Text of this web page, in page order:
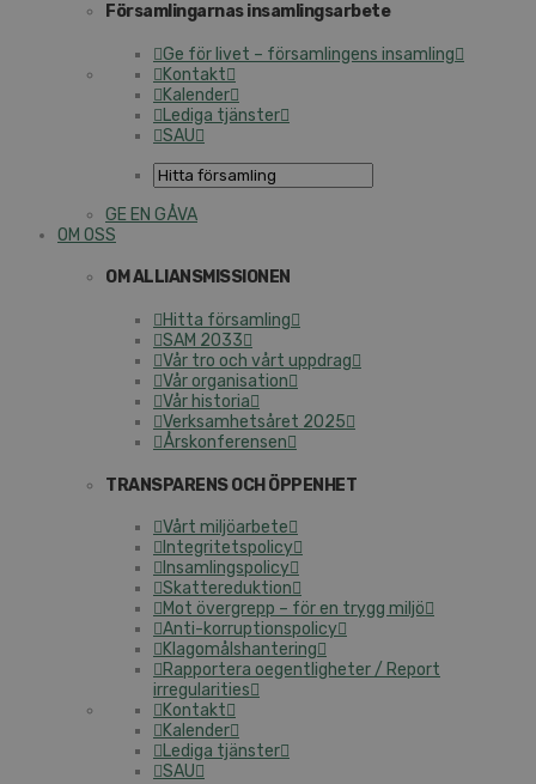
Församlingarnas insamlingsarbete
Ge för livet – församlingens insamling
Kontakt
Kalender
Lediga tjänster
SAU
GE EN GÅVA
OM OSS
OM ALLIANSMISSIONEN
Hitta församling
SAM 2033
Vår tro och vårt uppdrag
Vår organisation
Vår historia
Verksamhetsåret 2025
Årskonferensen
TRANSPARENS OCH ÖPPENHET
Vårt miljöarbete
Integritetspolicy
Insamlingspolicy
Skattereduktion
Mot övergrepp – för en trygg miljö
Anti-korruptionspolicy
Klagomålshantering
Rapportera oegentligheter / Report
irregularities
Kontakt
Kalender
Lediga tjänster
SAU